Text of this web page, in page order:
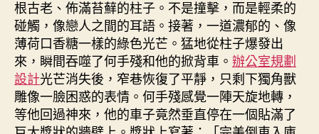
根古老、佈滿苔蘚的柱子。不是撞擊，而是輕柔的
碰觸，像戀人之間的耳語。接著，一道濃郁的、像
薄荷口香糖一樣的綠色光芒。猛地從柱子爆發出
來，瞬間吞噬了何手殘和他的掀背車。 辦公室規劃
設計光芒消失後，窄巷恢復了平靜，只剩下獨角獸
雕像一臉困惑的表情。何手殘感覺一陣天旋地轉，
等他回過神來，他的車子竟然垂直停在一個貼滿了